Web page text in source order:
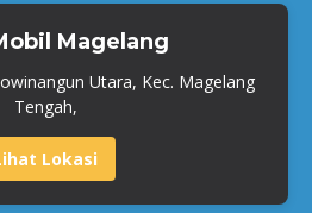
Magelang
Utara, Kec. Magelang
Tengah,
Lokasi